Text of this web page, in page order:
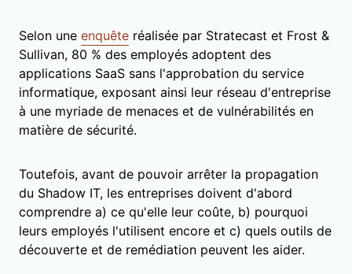
Selon une enquête réalisée par Stratecast et Frost &
Sullivan, 80 % des employés adoptent des
applications SaaS sans l'approbation du service
informatique, exposant ainsi leur réseau d'entreprise
à une myriade de menaces et de vulnérabilités en
matière de sécurité.
Toutefois, avant de pouvoir arrêter la propagation
du Shadow IT, les entreprises doivent d'abord
comprendre a) ce qu'elle leur coûte, b) pourquoi
leurs employés l'utilisent encore et c) quels outils de
découverte et de remédiation peuvent les aider.